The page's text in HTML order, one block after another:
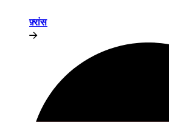
फ़्रांस​​